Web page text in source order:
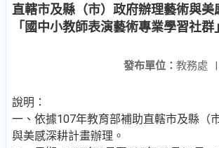
直轄市及縣（市）政府辦理藝術與美
「國中小教師表演藝術專業學習社群」
發布單位： 教務處 |
說明：
一、依據107年教育部補助直轄市及縣（
與美感深耕計畫辦理。